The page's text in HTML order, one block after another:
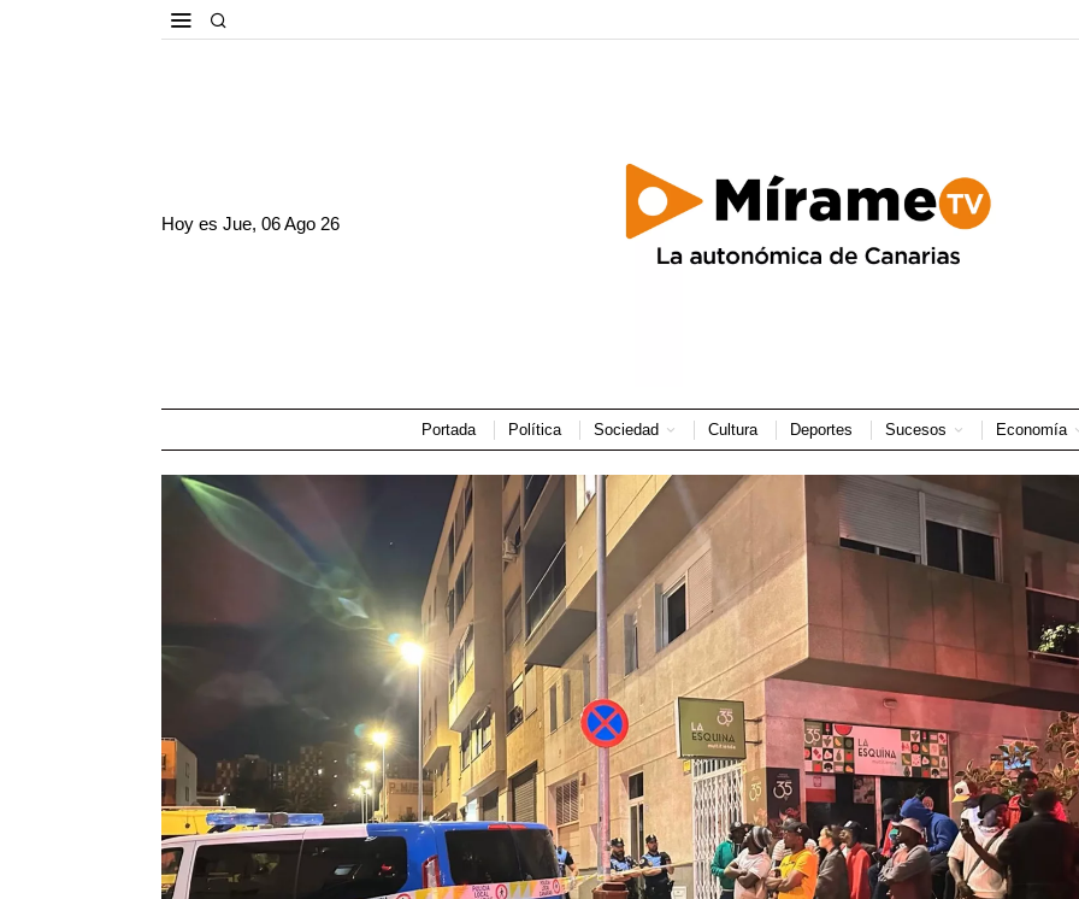
Hoy esJue, 06 Ago 26
Portada Política Sociedad Cultura Deportes Sucesos Economía